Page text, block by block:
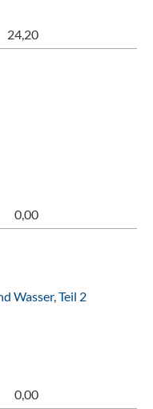
24,20
0,00
Wasser, Teil 2
0,00